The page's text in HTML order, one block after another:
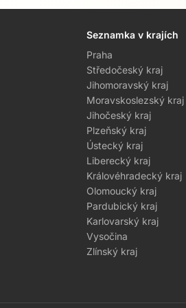
Seznamka v krajích
Praha
Středočeský kraj
Jihomoravský kraj
Moravskoslezský kraj
Jihočeský kraj
Plzeňský kraj
Ústecký kraj
Liberecký kraj
Královéhradecký kraj
Olomoucký kraj
Pardubický kraj
Karlovarský kraj
Vysočina
Zlínský kraj